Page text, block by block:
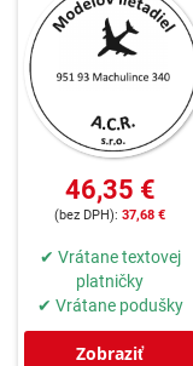
46,35 €
37,68 €
✔ Vrátane textovej
platničky
✔ Vrátane podušky
Zobraziť